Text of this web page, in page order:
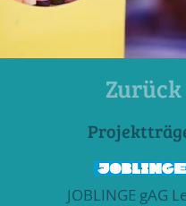
Zurück
JOBLINGE gAG